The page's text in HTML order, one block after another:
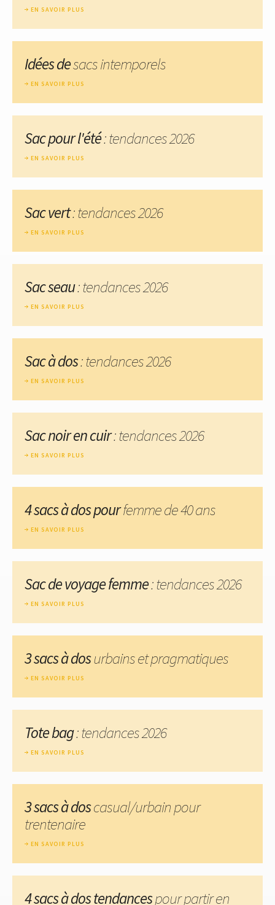
EN SAVOIR PLUS
Idées desacs intemporels
EN SAVOIR PLUS
Sac pour l'été: tendances 2026
EN SAVOIR PLUS
Sac vert: tendances 2026
EN SAVOIR PLUS
Sac seau: tendances 2026
EN SAVOIR PLUS
Sac à dos: tendances 2026
EN SAVOIR PLUS
Sac noir en cuir: tendances 2026
EN SAVOIR PLUS
4 sacs à dos pourfemme de 40 ans
EN SAVOIR PLUS
Sac de voyage femme: tendances 2026
EN SAVOIR PLUS
3 sacs à dosurbains et pragmatiques
EN SAVOIR PLUS
Tote bag: tendances 2026
EN SAVOIR PLUS
3 sacs à doscasual/urbain pour
trentenaire
EN SAVOIR PLUS
4 sacs à dos tendancespour partir en